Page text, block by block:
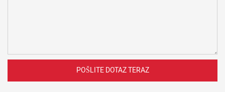
POŠLITE DOTAZ TERAZ